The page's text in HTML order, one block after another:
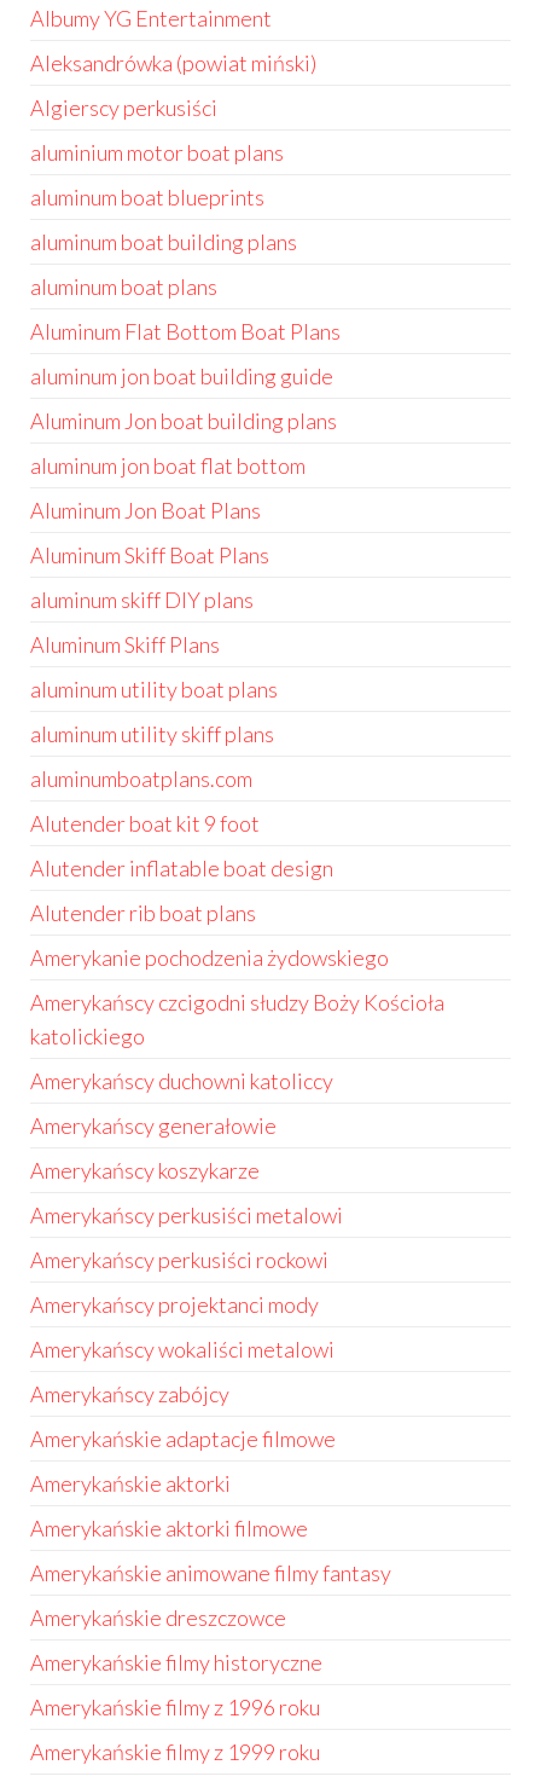
Albumy YG Entertainment
Aleksandrówka (powiat miński)
Algierscy perkusiści
aluminium motor boat plans
aluminum boat blueprints
aluminum boat building plans
aluminum boat plans
Aluminum Flat Bottom Boat Plans
aluminum jon boat building guide
Aluminum Jon boat building plans
aluminum jon boat flat bottom
Aluminum Jon Boat Plans
Aluminum Skiff Boat Plans
aluminum skiff DIY plans
Aluminum Skiff Plans
aluminum utility boat plans
aluminum utility skiff plans
aluminumboatplans.com
Alutender boat kit 9 foot
Alutender inflatable boat design
Alutender rib boat plans
Amerykanie pochodzenia żydowskiego
Amerykańscy czcigodni słudzy Boży Kościoła
katolickiego
Amerykańscy duchowni katoliccy
Amerykańscy generałowie
Amerykańscy koszykarze
Amerykańscy perkusiści metalowi
Amerykańscy perkusiści rockowi
Amerykańscy projektanci mody
Amerykańscy wokaliści metalowi
Amerykańscy zabójcy
Amerykańskie adaptacje filmowe
Amerykańskie aktorki
Amerykańskie aktorki filmowe
Amerykańskie animowane filmy fantasy
Amerykańskie dreszczowce
Amerykańskie filmy historyczne
Amerykańskie filmy z 1996 roku
Amerykańskie filmy z 1999 roku